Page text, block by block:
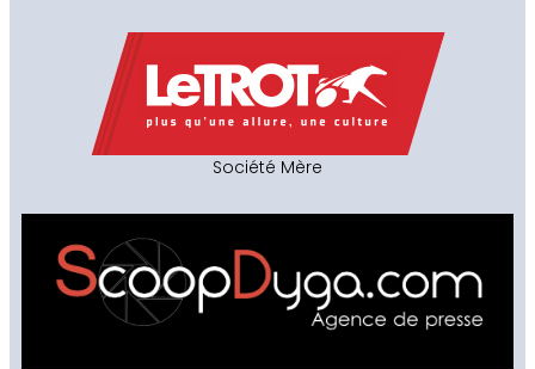
Société Mère